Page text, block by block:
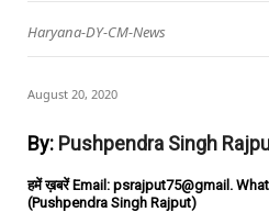
Haryana-DY-CM-News
August 20, 2020
By: Pushpendra Singh
हमें ख़बरें Email: psrajput75@gmail.
(Pushpendra Singh Rajput)